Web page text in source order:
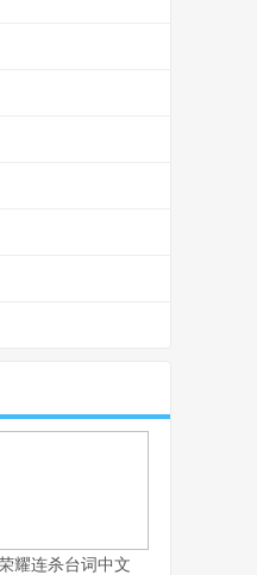
选择适合自己的战斗风格
耀连杀台词中文